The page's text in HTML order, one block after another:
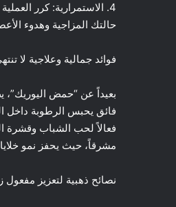
حالتك المزاجية وهدوء
فوائد جمالية وعلاجية لا
بعيداً عن “حمض
فائق يحبس الرطوبة داخل
فعالاً لحب الشباب وقشرة
مشرقاً، حيث يحفز نمو
نصائح ذهبية لتعزيز